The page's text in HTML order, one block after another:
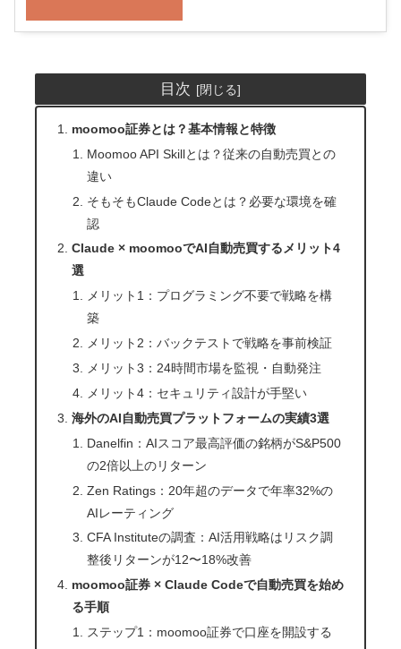
目次
moomoo証券とは？基本情報と特徴
Moomoo API Skillとは？従来の自動売買との
違い
そもそもClaude Codeとは？必要な環境を確
認
Claude × moomooでAI自動売買するメリット4
選
メリット1：プログラミング不要で戦略を構
築
メリット2：バックテストで戦略を事前検証
メリット3：24時間市場を監視・自動発注
メリット4：セキュリティ設計が手堅い
海外のAI自動売買プラットフォームの実績3選
Danelfin：AIスコア最高評価の銘柄がS&P500
の2倍以上のリターン
Zen Ratings：20年超のデータで年率32%の
AIレーティング
CFA Instituteの調査：AI活用戦略はリスク調
整後リターンが12〜18%改善
moomoo証券 × Claude Codeで自動売買を始め
る手順
ステップ1：moomoo証券で口座を開設する